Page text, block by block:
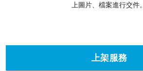
上圖片、檔案進行交件。
上架服務